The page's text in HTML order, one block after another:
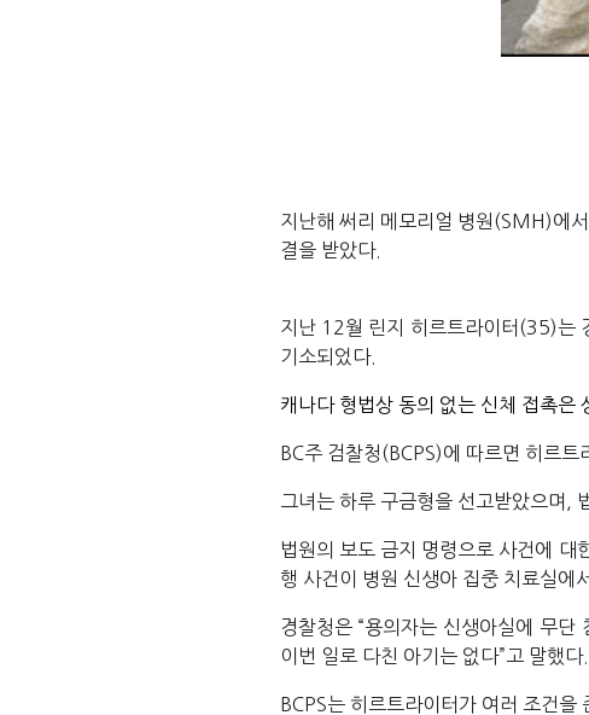
지난해 써리 메모리얼 병원(SMH)에
결을 받았다.
지난 12월 린지 히르트라이터(35)는
기소되었다.
캐나다 형법상 동의 없는 신체 접촉은
BC주 검찰청(BCPS)에 따르면 히르
그녀는 하루 구금형을 선고받았으며,
법원의 보도 금지 명령으로 사건에 대
행 사건이 병원 신생아 집중 치료실에
경찰청은 “용의자는 신생아실에 무단
이번 일로 다친 아기는 없다”고 말했다.
BCPS는 히르트라이터가 여러 조건